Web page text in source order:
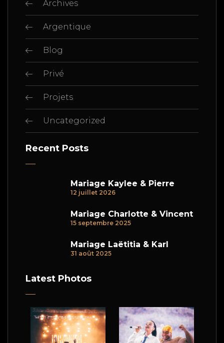
Archives
Argentique
Blog
Privé
Projets
Uncategorized
Recent Posts
Mariage Kaylee & Pierre
12 juillet 2026
Mariage Charlotte & Vincent
15 septembre 2025
Mariage Laëtitia & Karl
31 août 2025
Latest Photos